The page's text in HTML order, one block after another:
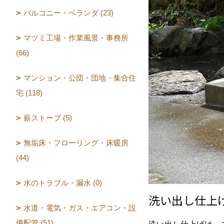
洗い出し仕上
バルコニー・ベランダ (23)
マツミ工場・作業風景・事務所
(66)
マンション・公団・団地・集合住
宅 (118)
薪ストーブ (5)
無垢床・フローリング・床暖房
(44)
水のトラブル・漏水 (0)
水道・電気・ガス・エアコン・設